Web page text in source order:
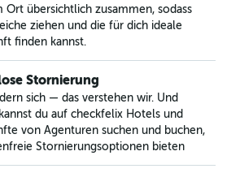
Ort übersichtlich zusammen, sodass
ziehen und die für dich ideale
finden kannst.
Stornierung
sich — das verstehen wir. Und
du auf checkfelix Hotels und
von Agenturen suchen und buchen,
Stornierungsoptionen bieten